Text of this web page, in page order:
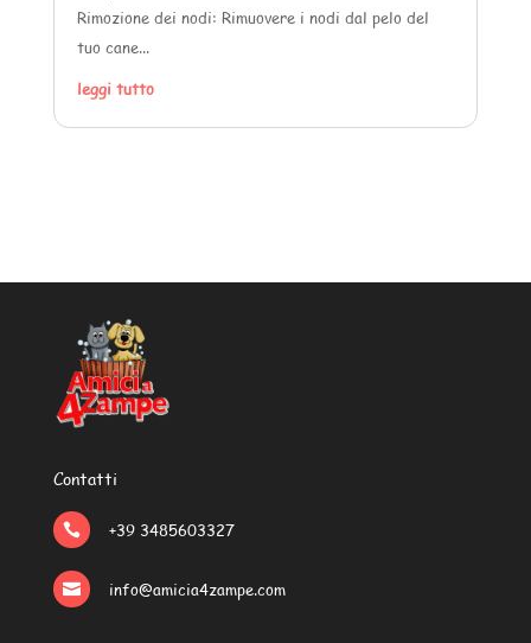
Rimozione dei nodi: Rimuovere i nodi dal pelo del
tuo cane...
leggi tutto
Contatti
 +39 3485603327
 info@amicia4zampe.com